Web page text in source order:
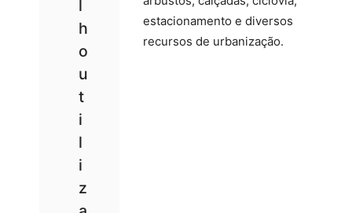
l
h
o
u
t
i
l
i
z
estacionamento e diversos
recursos de urbanização.